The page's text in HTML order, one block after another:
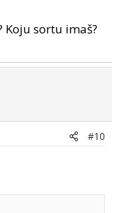
Koju sortu imaš?
#10